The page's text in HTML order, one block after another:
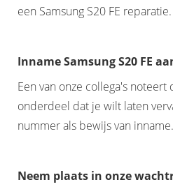
een Samsung S20 FE reparatie.
Inname Samsung S20 FE
Een van onze collega's noteert
onderdeel dat je wilt laten
nummer als bewijs van inname.
Neem plaats in onze